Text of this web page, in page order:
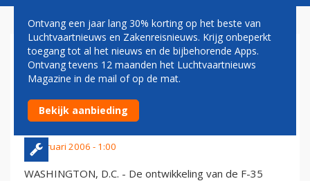
'ONTWIKKELING F-35 JOINT
STRIKE FIGHTER GAAT
DEFINITIEF DOOR'
4 februari 2006 - 1:00
WASHINGTON, D.C. - De ontwikkeling van de F-35
Ontvang een jaar lang 30% korting op het beste van
Luchtvaartnieuws en Zakenreisnieuws. Krijg onbeperkt
toegang tot al het nieuws en de bijbehorende Apps.
Ontvang tevens 12 maanden het Luchtvaartnieuws
Magazine in de mail of op de mat.
Bekijk aanbieding